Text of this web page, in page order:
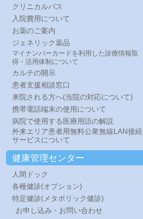
クリニカルパス
入院費用について
お薬のご案内
ジェネリック薬品
マイナンバーカードを利用した診療情報取
得・活用体制について
カルテの開示
患者支援相談窓口
来院される方へ(当院の対応について)
携帯電話端末の使用について
病院で使用する医療用語の解説
外来エリア患者用無料公衆無線LAN接続
サービスについて
健康管理センター
人間ドック
各種健診(オプション)
特定健診(メタボリック健診)
お申し込み・お問い合わせ